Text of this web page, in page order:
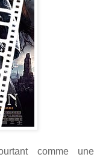
comme une